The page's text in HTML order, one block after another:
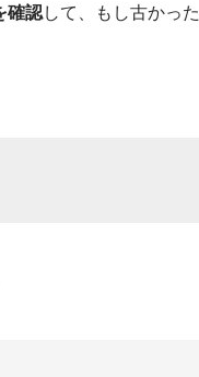
確認して、もし古かった